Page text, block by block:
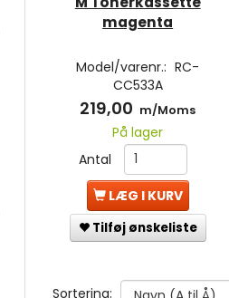
magenta
Model/varenr.: RC-
CC533A
219,00 m/Moms
På lager
Antal
LÆG I KURV
Tilføj ønskeliste
Sortering: